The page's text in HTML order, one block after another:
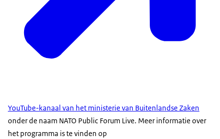
YouTube-kanaal van het ministerie van Buitenlandse Zaken
onder de naam NATO Public Forum Live. Meer informatie over
het programma is te vinden op